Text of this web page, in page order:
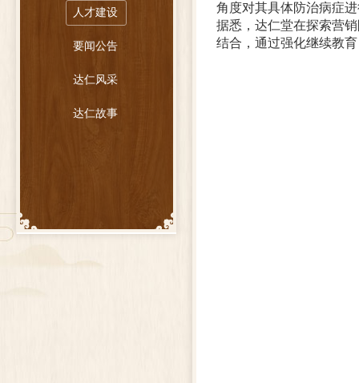
人才建设
要闻公告
达仁风采
达仁故事
角度对其具体防治病症
据悉，达仁堂在探索营
结合，通过强化继续教